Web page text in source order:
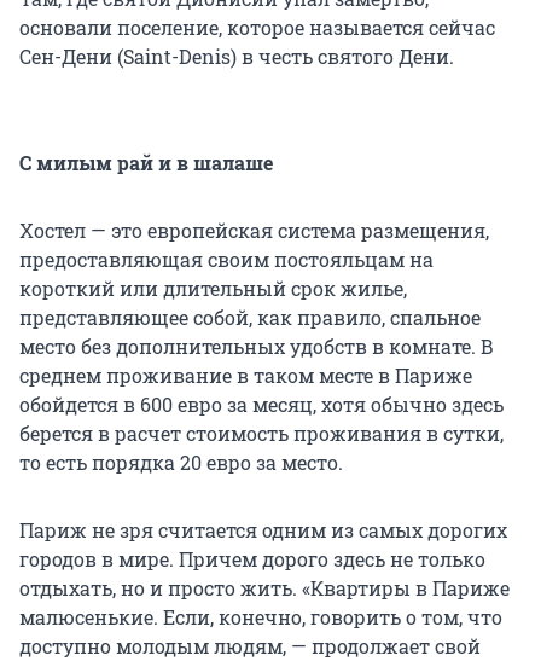
основали поселение, которое называется сейчас
Сен-Дени (Saint-Denis) в честь святого Дени.
С милым рай и в шалаше
Хостел — это европейская система размещения,
предоставляющая своим постояльцам на
короткий или длительный срок жилье,
представляющее собой, как правило, спальное
место без дополнительных удобств в комнате. В
среднем проживание в таком месте в Париже
обойдется в 600 евро за месяц, хотя обычно здесь
берется в расчет стоимость проживания в сутки,
то есть порядка 20 евро за место.
Париж не зря считается одним из самых дорогих
городов в мире. Причем дорого здесь не только
отдыхать, но и просто жить. «Квартиры в Париже
малюсенькие. Если, конечно, говорить о том, что
доступно молодым людям, — продолжает свой